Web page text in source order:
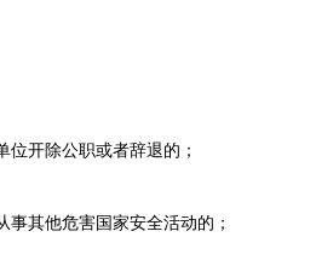
开除公职或者辞退的；
其他危害国家安全活动的；